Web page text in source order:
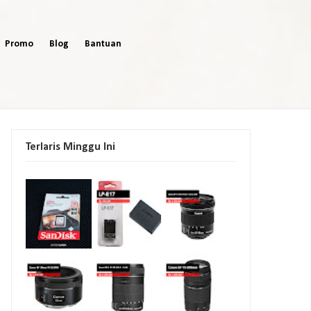
Promo Blog Bantuan
Terlaris Minggu Ini